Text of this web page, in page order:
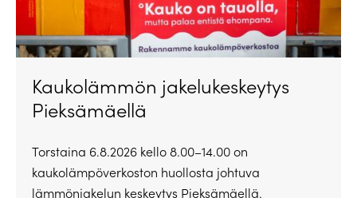
Kaukolämmön jakelukeskeytys
Pieksämäellä
Torstaina 6.8.2026 kello 8.00–14.00 on
kaukolämpöverkoston huollosta johtuva
lämmönjakelun keskeytys Pieksämäellä.